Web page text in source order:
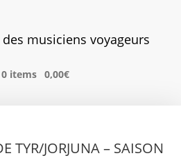
des musiciens voyageurs
0 items 0,00€
TYR/JORJUNA – SAISON